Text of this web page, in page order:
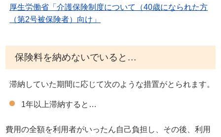
厚生労働省「介護保険制度について（40歳になられた方
（第2号被保険者）向け」
保険料を納めないでいると…
滞納していた期間に応じて次のような措置がとられます。
1年以上滞納すると…
費用の全額を利用者がいったん自己負担し、その後、利用